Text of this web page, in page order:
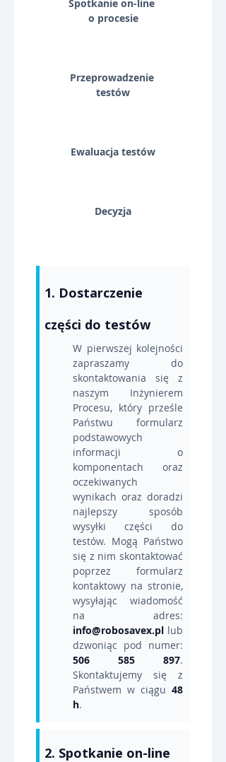
Spotkanie on-line
o procesie
Przeprowadzenie
testów
Ewaluacja testów
Decyzja
1. Dostarczenie
części do testów
W pierwszej kolejności
zapraszamy do
skontaktowania się z
naszym Inżynierem
Procesu, który prześle
Państwu formularz
podstawowych
informacji o
komponentach oraz
oczekiwanych
wynikach oraz doradzi
najlepszy sposób
wysyłki części do
testów. Mogą Państwo
się z nim skontaktować
poprzez formularz
kontaktowy na stronie,
wysyłając wiadomość
info@robosavex.pl lub
506 585 897.
Skontaktujemy się z
Państwem w ciągu 48
h.
2. Spotkanie on-line